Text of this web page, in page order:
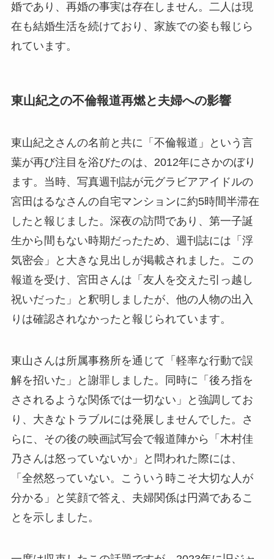
婚であり、再婚の事実は存在しません。二人は現
在も結婚生活を続けており、家族での姿も報じら
れています。
東山紀之の不倫報道再燃と夫婦への影響
東山紀之さんの名前と共に「不倫報道」という言
葉が再び注目を浴びたのは、2012年にさかのぼり
ます。当時、写真週刊誌が元グラビアアイドルの
宮田はるなさんの自宅マンションに約5時間半滞在
したと報じました。深夜の訪問であり、第一子誕
生から間もない時期だったため、週刊誌には「浮
気密会」と大きな見出しが掲載されました。この
報道を受け、宮田さんは「友人を交えた引っ越し
祝いだった」と釈明しましたが、他の人物の出入
りは確認されなかったと報じられています。
東山さんは所属事務所を通じて「軽率な行動で誤
解を招いた」と謝罪しました。同時に「後ろ指を
さされるような関係では一切ない」と強調してお
り、大きなトラブルには発展しませんでした。さ
らに、その後の映画試写会で報道陣から「木村佳
乃さんは怒っていないか」と問われた際には、
「全然怒っていない。こういう時こそ大切な人が
分かる」と笑顔で答え、夫婦関係は円満であるこ
とを示しました。